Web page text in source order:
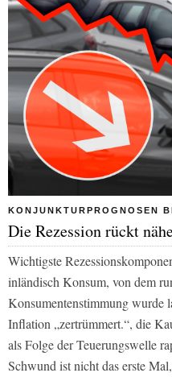
KONJUNKTURPROGNOSEN
Die Rezession rückt
Wichtigste
inländisch Konsum, von dem
Konsumentenstimmung wurde
Inflation „zertrümmert.“, die
als Folge der Teuerungswelle
Schwund ist nicht das erste